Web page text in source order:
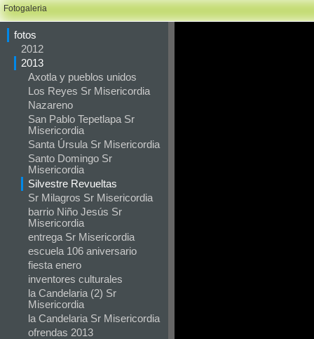
Fotogaleria
fotos
2012
2013
Axotla y pueblos unidos
Los Reyes Sr Misericordia
Nazareno
San Pablo Tepetlapa Sr
Misericordia
Santa Úrsula Sr Misericordia
Santo Domingo Sr
Misericordia
Silvestre Revueltas
Sr Milagros Sr Misericordia
barrio Niño Jesús Sr
Misericordia
entrega Sr Misericordia
escuela 106 aniversario
fiesta enero
inventores culturales
la Candelaria (2) Sr
Misericordia
la Candelaria Sr Misericordia
ofrendas 2013